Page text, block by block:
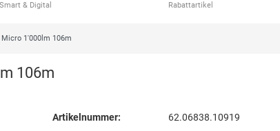
Smart & Digital Rabattartikel
1'000lm 106m
106m
Artikelnummer:
62.06838.10919